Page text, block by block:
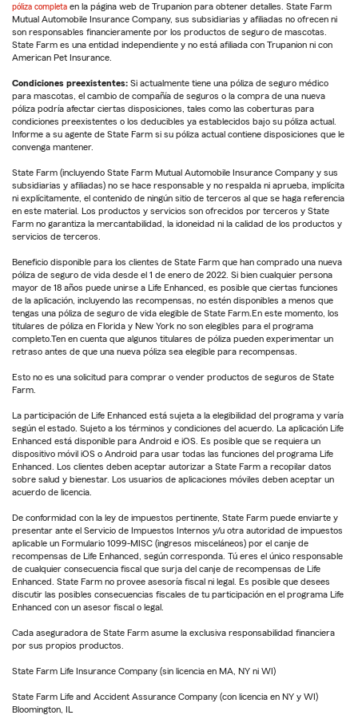
póliza completa en la página web de Trupanion para obtener detalles. State Farm
Mutual Automobile Insurance Company, sus subsidiarias y afiliadas no ofrecen ni
son responsables financieramente por los productos de seguro de mascotas.
State Farm es una entidad independiente y no está afiliada con Trupanion ni con
American Pet Insurance.
Condiciones preexistentes: Si actualmente tiene una póliza de seguro médico
para mascotas, el cambio de compañía de seguros o la compra de una nueva
póliza podría afectar ciertas disposiciones, tales como las coberturas para
condiciones preexistentes o los deducibles ya establecidos bajo su póliza actual.
Informe a su agente de State Farm si su póliza actual contiene disposiciones que le
convenga mantener.
State Farm (incluyendo State Farm Mutual Automobile Insurance Company y sus
subsidiarias y afiliadas) no se hace responsable y no respalda ni aprueba, implícita
ni explícitamente, el contenido de ningún sitio de terceros al que se haga referencia
en este material. Los productos y servicios son ofrecidos por terceros y State
Farm no garantiza la mercantabilidad, la idoneidad ni la calidad de los productos y
servicios de terceros.
Beneficio disponible para los clientes de State Farm que han comprado una nueva
póliza de seguro de vida desde el 1 de enero de 2022. Si bien cualquier persona
mayor de 18 años puede unirse a Life Enhanced, es posible que ciertas funciones
de la aplicación, incluyendo las recompensas, no estén disponibles a menos que
tengas una póliza de seguro de vida elegible de State Farm.En este momento, los
titulares de póliza en Florida y New York no son elegibles para el programa
completo.Ten en cuenta que algunos titulares de póliza pueden experimentar un
retraso antes de que una nueva póliza sea elegible para recompensas.
Esto no es una solicitud para comprar o vender productos de seguros de State
Farm.
La participación de Life Enhanced está sujeta a la elegibilidad del programa y varía
según el estado. Sujeto a los términos y condiciones del acuerdo. La aplicación Life
Enhanced está disponible para Android e iOS. Es posible que se requiera un
dispositivo móvil iOS o Android para usar todas las funciones del programa Life
Enhanced. Los clientes deben aceptar autorizar a State Farm a recopilar datos
sobre salud y bienestar. Los usuarios de aplicaciones móviles deben aceptar un
acuerdo de licencia.
De conformidad con la ley de impuestos pertinente, State Farm puede enviarte y
presentar ante el Servicio de Impuestos Internos y/u otra autoridad de impuestos
aplicable un Formulario 1099-MISC (ingresos misceláneos) por el canje de
recompensas de Life Enhanced, según corresponda. Tú eres el único responsable
de cualquier consecuencia fiscal que surja del canje de recompensas de Life
Enhanced. State Farm no provee asesoría fiscal ni legal. Es posible que desees
discutir las posibles consecuencias fiscales de tu participación en el programa Life
Enhanced con un asesor fiscal o legal.
Cada aseguradora de State Farm asume la exclusiva responsabilidad financiera
por sus propios productos.
State Farm Life Insurance Company (sin licencia en MA, NY ni WI)
State Farm Life and Accident Assurance Company (con licencia en NY y WI)
Bloomington, IL